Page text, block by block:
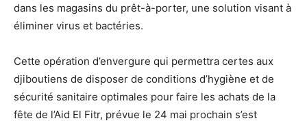
dans les magasins du prêt-à-porter, une solution visant à
éliminer virus et bactéries.
Cette opération d’envergure qui permettra certes aux
djiboutiens de disposer de conditions d’hygiène et de
sécurité sanitaire optimales pour faire les achats de la
fête de l’Aid El Fitr, prévue le 24 mai prochain s’est